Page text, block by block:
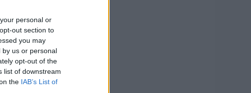
personal or
out section to
you may
by us or personal
opt-out of the
list of downstream
the IAB’s List of